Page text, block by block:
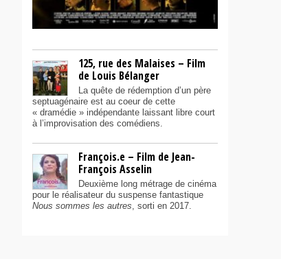
125, rue des Malaises – Film
de Louis Bélanger
La quête de rédemption d’un père
septuagénaire est au coeur de cette
« dramédie » indépendante laissant libre court
à l’improvisation des comédiens.
François.e – Film de Jean-
François Asselin
Deuxième long métrage de cinéma
pour le réalisateur du suspense fantastique
Nous sommes les autres, sorti en 2017.